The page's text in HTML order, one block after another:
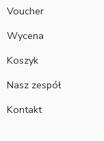
Voucher
Wycena
Koszyk
Nasz zespół
Kontakt